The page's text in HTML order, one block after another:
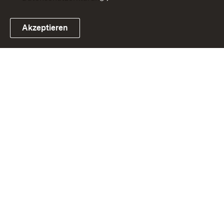
Akzeptieren